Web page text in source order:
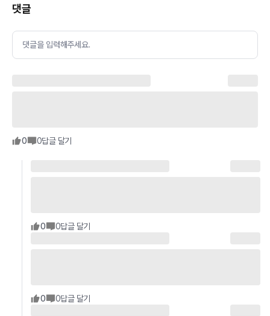
댓글
댓글을 입력해주세요.
0 0답글 달기
0 0답글 달기
0 0답글 달기